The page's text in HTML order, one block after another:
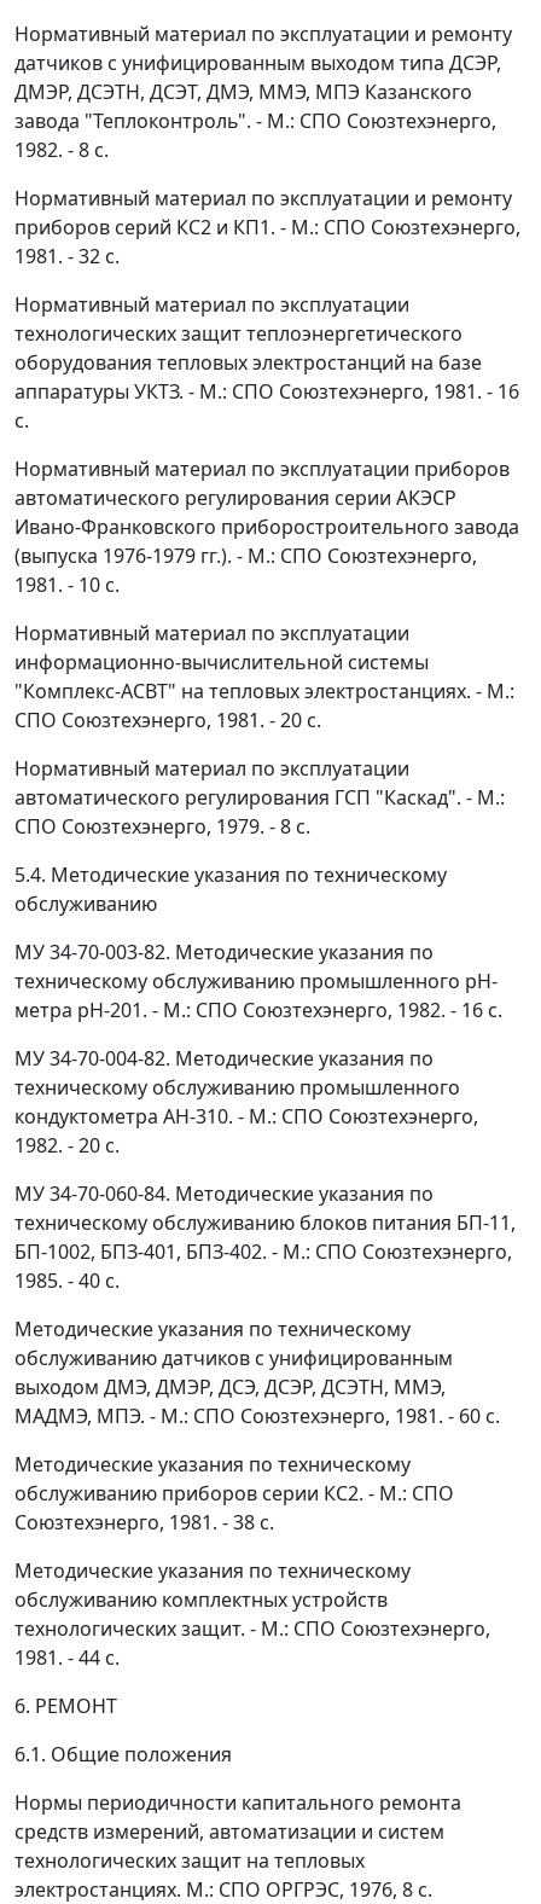
Нормативный материал по эксплуатации и ремонту
датчиков с унифицированным выходом типа ДСЭР,
ДМЭР, ДСЭТН, ДСЭТ, ДМЭ, ММЭ, МПЭ Казанского
завода "Теплоконтроль". - М.: СПО Союзтехэнерго,
1982. - 8 с.
Нормативный материал по эксплуатации и ремонту
приборов серий КС2 и КП1. - М.: СПО Союзтехэнерго,
1981. - 32 с.
Нормативный материал по эксплуатации
технологических защит теплоэнергетического
оборудования тепловых электростанций на базе
аппаратуры УКТЗ. - М.: СПО Союзтехэнерго, 1981. - 16
с.
Нормативный материал по эксплуатации приборов
автоматического регулирования серии АКЭСР
Ивано-Франковского приборостроительного завода
(выпуска 1976-1979 гг.). - М.: СПО Союзтехэнерго,
1981. - 10 с.
Нормативный материал по эксплуатации
информационно-вычислительной системы
"Комплекс-АСВТ" на тепловых электростанциях. - М.:
СПО Союзтехэнерго, 1981. - 20 с.
Нормативный материал по эксплуатации
автоматического регулирования ГСП "Каскад". - М.:
СПО Союзтехэнерго, 1979. - 8 с.
5.4. Методические указания по техническому
обслуживанию
МУ 34-70-003-82. Методические указания по
техническому обслуживанию промышленного рН-
метра рН-201. - М.: СПО Союзтехэнерго, 1982. - 16 с.
МУ 34-70-004-82. Методические указания по
техническому обслуживанию промышленного
кондуктометра АН-310. - М.: СПО Союзтехэнерго,
1982. - 20 с.
МУ 34-70-060-84. Методические указания по
техническому обслуживанию блоков питания БП-11,
БП-1002, БПЗ-401, БПЗ-402. - М.: СПО Союзтехэнерго,
1985. - 40 с.
Методические указания по техническому
обслуживанию датчиков с унифицированным
выходом ДМЭ, ДМЭР, ДСЭ, ДСЭР, ДСЭТН, ММЭ,
МАДМЭ, МПЭ. - М.: СПО Союзтехэнерго, 1981. - 60 с.
Методические указания по техническому
обслуживанию приборов серии КС2. - М.: СПО
Союзтехэнерго, 1981. - 38 с.
Методические указания по техническому
обслуживанию комплектных устройств
технологических защит. - М.: СПО Союзтехэнерго,
1981. - 44 с.
6. РЕМОНТ
6.1. Общие положения
Нормы периодичности капитального ремонта
средств измерений, автоматизации и систем
технологических защит на тепловых
электростанциях. М.: СПО ОРГРЭС, 1976, 8 с.